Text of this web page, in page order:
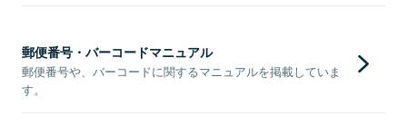
郵便番号・バーコードマニュアル
郵便番号や、バーコードに関するマニュアルを掲載していま
す。